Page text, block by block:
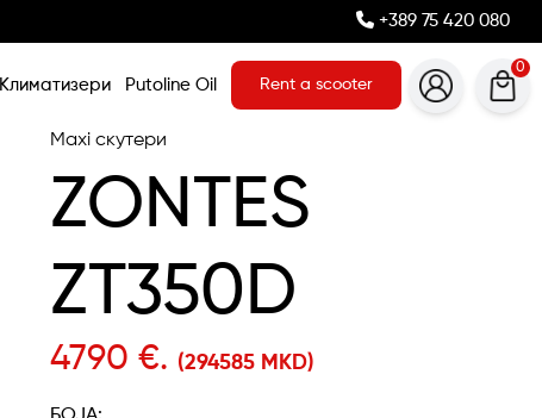
+389 75 420 080
Климатизери Putoline Oil Rent a scooter
0
Maxi скутери
ZONTES
ZT350D
4790 €. (294585 MKD)